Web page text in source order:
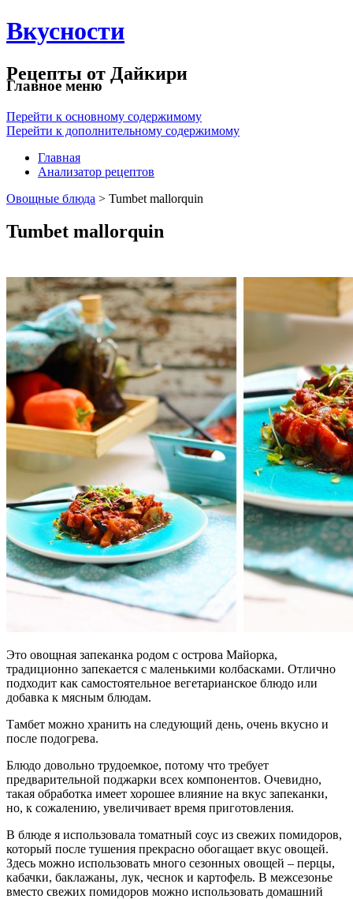
Вкусности
Рецепты от Дайкири
Главное меню
Перейти к основному содержимому
Перейти к дополнительному содержимому
Главная
Анализатор рецептов
Овощные блюда > Tumbet mallorquin
Tumbet mallorquin
Это овощная запеканка родом с острова Майорка,
традиционно запекается с маленькими колбасками. Отлично
подходит как самостоятельное вегетарианское блюдо или
добавка к мясным блюдам.
Тамбет можно хранить на следующий день, очень вкусно и
после подогрева.
Блюдо довольно трудоемкое, потому что требует
предварительной поджарки всех компонентов. Очевидно,
такая обработка имеет хорошее влияние на вкус запеканки,
но, к сожалению, увеличивает время приготовления.
В блюде я использовала томатный соус из свежих помидоров,
который после тушения прекрасно обогащает вкус овощей.
Здесь можно использовать много сезонных овощей – перцы,
кабачки, баклажаны, лук, чеснок и картофель. В межсезонье
вместо свежих помидоров можно использовать домашний